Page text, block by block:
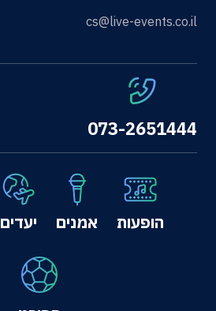
cs@live-events.co.il
073-2651444
הופעות אמנים יעדים